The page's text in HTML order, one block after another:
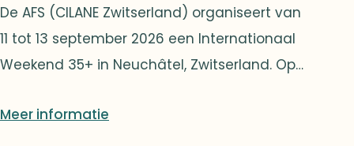
De AFS (CILANE Zwitserland) organiseert van
11 tot 13 september 2026 een Internationaal
Weekend 35+ in Neuchâtel, Zwitserland. Op
een bezoek aan het kasteel van Grandson,
Meer informatie